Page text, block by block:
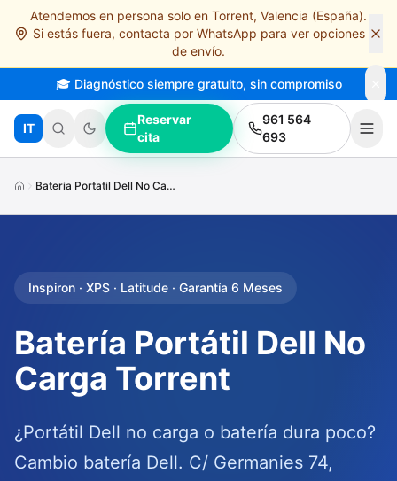
Saltar al contenido principal
Atendemos en persona solo en Torrent, Valencia (España).
Si estás fuera, contacta por WhatsApp para ver opciones
de envío.
🎓 Diagnóstico siempre gratuito, sin compromiso
IT
Reservar
cita
961 564
693
Bateria Portatil Dell No Carga
Inspiron · XPS · Latitude · Garantía 6 Meses
Batería Portátil Dell No
Carga Torrent
¿Portátil Dell no carga o batería dura poco?
Cambio batería Dell. C/ Germanies 74,